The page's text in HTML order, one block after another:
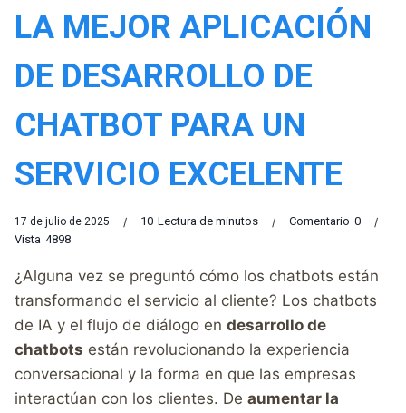
LA MEJOR APLICACIÓN
DE DESARROLLO DE
CHATBOT PARA UN
SERVICIO EXCELENTE
17 de julio de 2025 10 Lectura de minutos 0
Comentario
4898
Vista
¿Alguna vez se preguntó cómo los chatbots están
transformando el servicio al cliente? Los chatbots
de IA y el flujo de diálogo en desarrollo de
chatbots están revolucionando la experiencia
conversacional y la forma en que las empresas
interactúan con los clientes. De aumentar la